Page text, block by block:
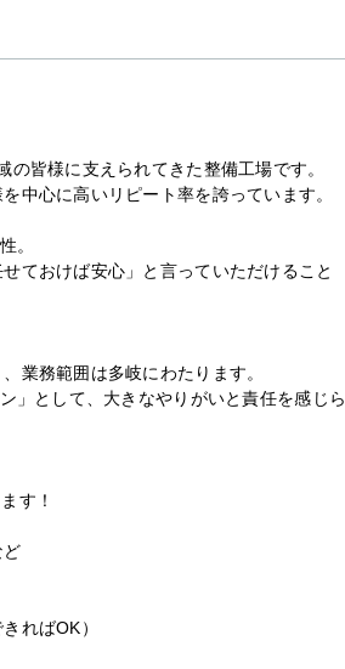
皆様に支えられてきた整備工場です。
中心に高いリピート率を誇っています。
。
ておけば安心」と言っていただけること
業務範囲は多岐にわたります。
」として、大きなやりがいと責任を感じら
す！
ど
ればOK）